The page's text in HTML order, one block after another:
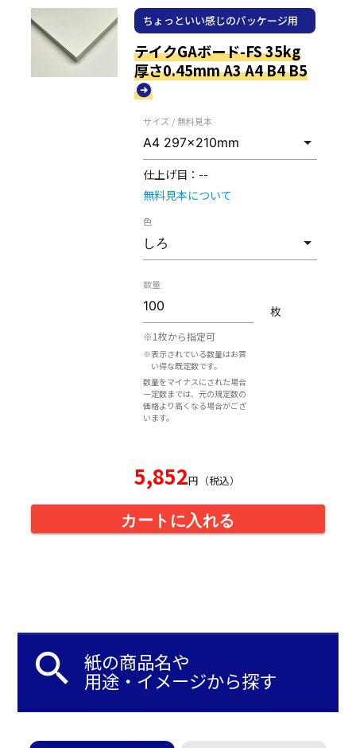
ちょっといい感じのパッケージ用
紙
テイクGAボード-FS 35kg
厚さ0.45mm A3 A4 B4 B5
サイズ / 無料見本
仕上げ目： --
無料見本について
色
数量
※1枚から指定可
※表示されている数量はお買
い得な既定数です。
数量をマイナスにされた場合
一定数までは、元の規定数の
価格より高くなる場合がござ
います。
枚
5,852円（税込）
カートに入れる
search 紙の商品名や
用途・イメージから探す